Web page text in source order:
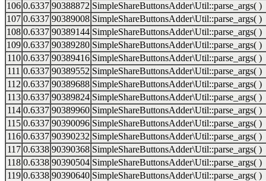
106 0.6337 90388872 SimpleShareButtonsAdder\Util::parse_args( )
107 0.6337 90389008 SimpleShareButtonsAdder\Util::parse_args( )
108 0.6337 90389144 SimpleShareButtonsAdder\Util::parse_args( )
109 0.6337 90389280 SimpleShareButtonsAdder\Util::parse_args( )
110 0.6337 90389416 SimpleShareButtonsAdder\Util::parse_args( )
111 0.6337 90389552 SimpleShareButtonsAdder\Util::parse_args( )
112 0.6337 90389688 SimpleShareButtonsAdder\Util::parse_args( )
113 0.6337 90389824 SimpleShareButtonsAdder\Util::parse_args( )
114 0.6337 90389960 SimpleShareButtonsAdder\Util::parse_args( )
115 0.6337 90390096 SimpleShareButtonsAdder\Util::parse_args( )
116 0.6337 90390232 SimpleShareButtonsAdder\Util::parse_args( )
117 0.6338 90390368 SimpleShareButtonsAdder\Util::parse_args( )
118 0.6338 90390504 SimpleShareButtonsAdder\Util::parse_args( )
119 0.6338 90390640 SimpleShareButtonsAdder\Util::parse_args( )